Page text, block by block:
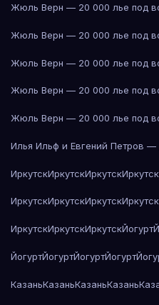
Жюль Верн — 20 000 лье под
Жюль Верн — 20 000 лье под
Жюль Верн — 20 000 лье под
Жюль Верн — 20 000 лье под
Жюль Верн — 20 000 лье под
Илья Ильф и Евгений Петров —
ИркутскИркутскИркутскИркутск
ИркутскИркутскИркутскИркутск
ИркутскИркутскИркутскЙогурт
ЙогуртЙогуртЙогуртЙогурт
КазаньКазаньКазаньКазань